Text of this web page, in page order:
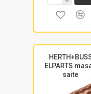
ELPARTS
saite